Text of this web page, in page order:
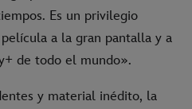
Es un privilegio
a la gran pantalla y a
de todo el mundo».
y material inédito, la